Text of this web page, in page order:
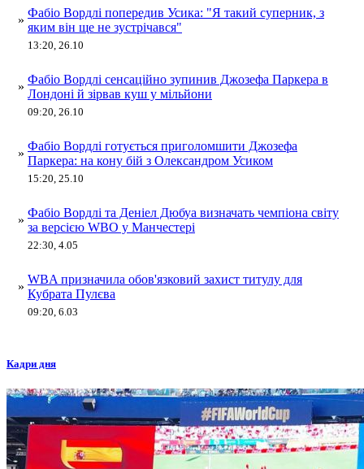
»
Фабіо Вордлі попередив Усика: "Я такий суперник, з
яким він ще не зустрічався"
13:20, 26.10
»
Фабіо Вордлі сенсаційно зупинив Джозефа Паркера в
Лондоні й зірвав куш у мільйони
09:20, 26.10
»
Фабіо Вордлі готується приголомшити Джозефа
Паркера: на кону бій з Олександром Усиком
15:20, 25.10
»
Фабіо Вордлі та Деніел Дюбуа визначать чемпіона світу
за версією WBO у Манчестері
22:30, 4.05
»
WBA призначила обов'язковий захист титулу для
Кубрата Пулєва
09:20, 6.03
Кадри дня